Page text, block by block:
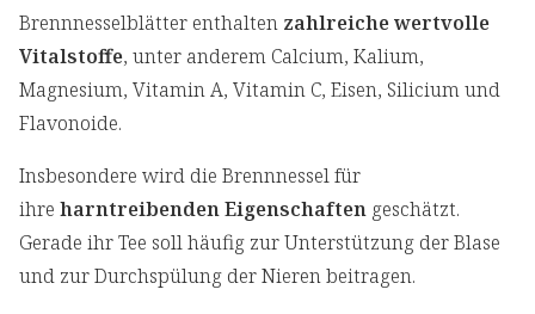
Brennnesselblätter enthalten zahlreiche wertvolle
Vitalstoffe, unter anderem Calcium, Kalium,
Magnesium, Vitamin A, Vitamin C, Eisen, Silicium und
Flavonoide.
Insbesondere wird die Brennnessel für
ihre harntreibenden Eigenschaften geschätzt.
Gerade ihr Tee soll häufig zur Unterstützung der Blase
und zur Durchspülung der Nieren beitragen.